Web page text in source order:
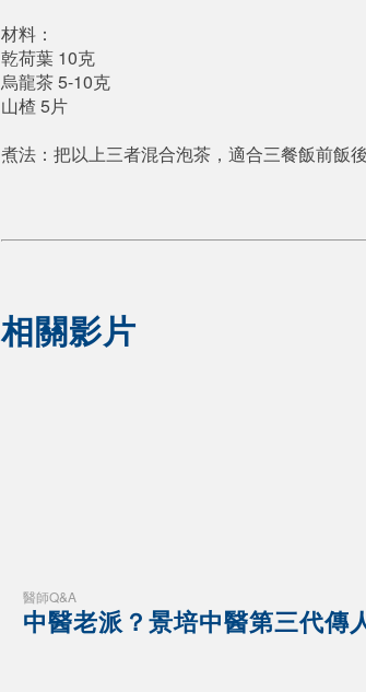
材料：
乾荷葉 10克
烏龍茶 5-10克
山楂 5片
煮法：把以上三者混合泡茶，適合三餐飯前飯後
相關影片
醫師Q&A
中醫老派？景培中醫第三代傳